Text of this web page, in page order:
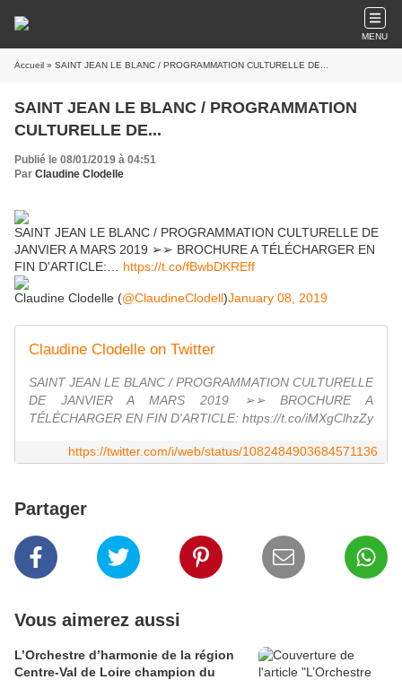
MENU
Accueil » SAINT JEAN LE BLANC / PROGRAMMATION CULTURELLE DE...
SAINT JEAN LE BLANC / PROGRAMMATION
CULTURELLE DE...
Publié le 08/01/2019 à 04:51
Par Claudine Clodelle
SAINT JEAN LE BLANC / PROGRAMMATION CULTURELLE DE
JANVIER A MARS 2019 ➢➢ BROCHURE A TÉLÉCHARGER EN
FIN D'ARTICLE:… https://t.co/fBwbDKREff
Claudine Clodelle (@ClaudineClodell)January 08, 2019
Claudine Clodelle on Twitter
SAINT JEAN LE BLANC / PROGRAMMATION CULTURELLE
DE JANVIER A MARS 2019 ➢➢ BROCHURE A
TÉLÉCHARGER EN FIN D'ARTICLE: https://t.co/iMXgClhzZy
https://twitter.com/i/web/status/1082484903684571136
Partager
Vous aimerez aussi
L’Orchestre d’harmonie de la région
Centre-Val de Loire champion du